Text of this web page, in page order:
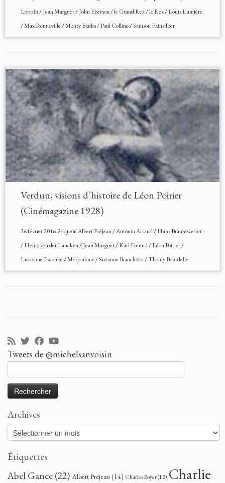
Lorrain/Jean Marguet/John Eberson/le Grand Rex/le Rex/Louis Lumière
/Max Renneville/Monty Banks/Paul Colline/Samson Fainsilber
Verdun, visions d’histoire de Léon Poirier
(Cinémagazine 1928)
26 février 2016étiquetéAlbert Préjean/Antonin Artaud/Hans Brausewetter
/Heinz von der Lancken/Jean Marguet/Karl Freund/Léon Poirier/
Lucienne Escoube/Mosjoukine/Suzanne Bianchetti/Thomy Bourdelle
Tweets de @michelsanvoisin
Archives
Archives
Étiquettes
Abel Gance(22) Albert Préjean(14) Charles Boyer(12) Charlie